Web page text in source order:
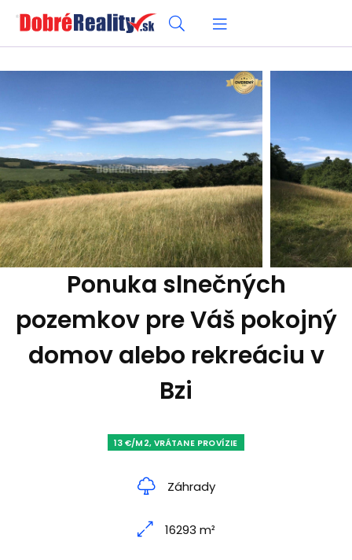
Ponuka slnečných
pozemkov pre Váš pokojný
domov alebo rekreáciu v
Bzi
13 €/M2, VRÁTANE PROVÍZIE
Záhrady
16293 m²